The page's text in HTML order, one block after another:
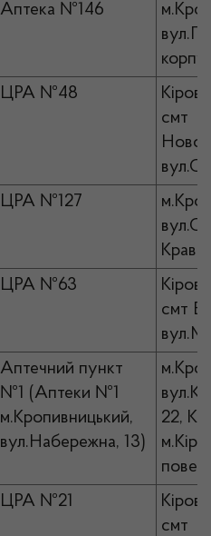
Аптека №146
ЦРА №48
смт
ЦРА №127
ЦРА №63
смт
Аптечний пункт
№1 (Аптеки №1
м.Кропивницький,
вул.Набережна, 13)
22,
ЦРА №21
смт